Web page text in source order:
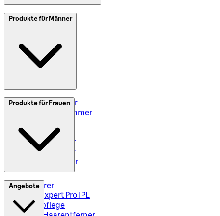
SplitIt
Produkte für Männer
Elektrorasierer
Styler und Trimmer
Rasiersets
Rasierzubehör
Body Groomer
Haarschneider
Produkte für Frauen
Epilierer
Silk-Expert Pro IPL
Hautpflege
Angebote